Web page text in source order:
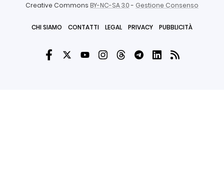
Creative Commons BY-NC-SA 3.0- Gestione Consenso
CHI SIAMO CONTATTI LEGAL PRIVACY PUBBLICITÀ